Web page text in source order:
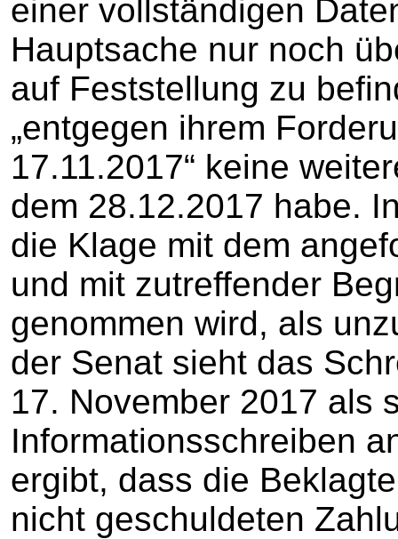
einer vollständigen
Hauptsache nur noch
auf Feststellung zu
„entgegen ihrem
17.11.2017“ keine
dem 28.12.2017 habe.
die Klage mit dem
und mit zutreffender
genommen wird, als
der Senat sieht das
17. November 2017 als
Informationsschreiben
ergibt, dass die
nicht geschuldeten